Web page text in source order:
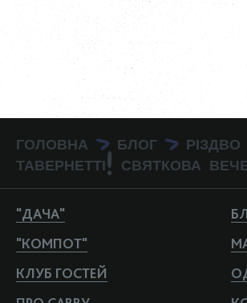
ГОЛОВНА > БЛОГ >
ТАВЕРНЕТТІ! СВЯТКОВА
"ДАЧА"
"КОМПОТ"
КЛУБ ГОСТЕЙ